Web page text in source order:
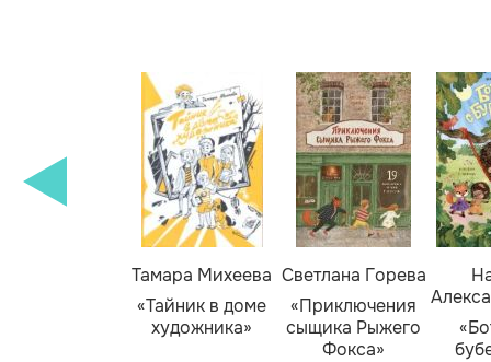
Тамара Михеева
«Тайник в доме
художника»
Светлана Горева
«Приключения
сыщика Рыжего
Фокса»